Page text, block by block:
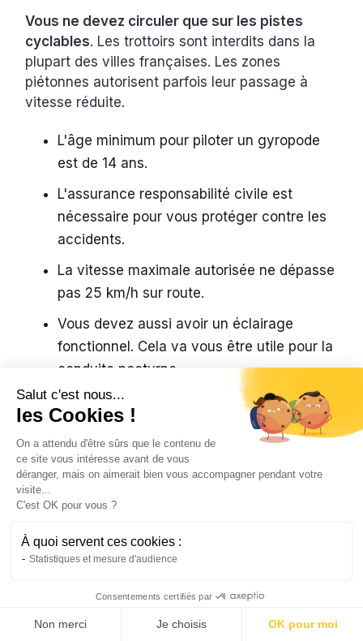
Vous ne devez circuler que sur les pistes
cyclables. Les trottoirs sont interdits dans la
plupart des villes françaises. Les zones
piétonnes autorisent parfois leur passage à
vitesse réduite.
L'âge minimum pour piloter un gyropode
est de 14 ans.
L'assurance responsabilité civile est
nécessaire pour vous protéger contre les
accidents.
La vitesse maximale autorisée ne dépasse
pas 25 km/h sur route.
Vous devez aussi avoir un éclairage
fonctionnel. Cela va vous être utile pour la
conduite nocturne.
Quels sont les avantages et
les inconvénients des
gyropodes ?
Salut c'est nous...
les Cookies !
On a attendu d'être sûrs que le contenu de
ce site vous intéresse avant de vous
déranger, mais on aimerait bien vous accompagner pendant votre
visite...
C'est OK pour vous ?
À quoi servent ces cookies :
Statistiques et mesure d'audience
Consentements certifiés par
Non merci Je choisis OK pour moi